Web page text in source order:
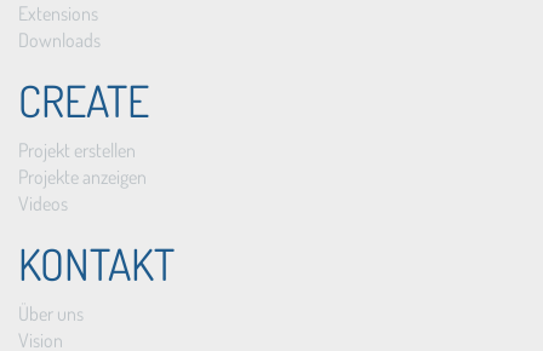
Extensions
Downloads
CREATE
Projekt erstellen
Projekte anzeigen
Videos
KONTAKT
Über uns
Vision